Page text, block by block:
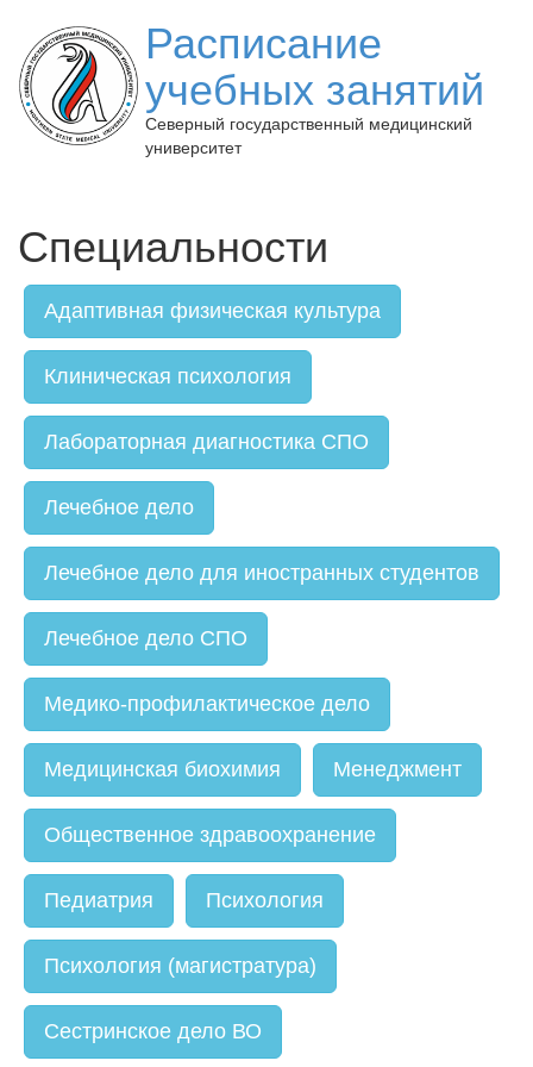
Расписание
учебных занятий
Северный государственный медицинский
университет
Специальности
Адаптивная физическая культура
Клиническая психология
Лабораторная диагностика СПО
Лечебное дело
Лечебное дело для иностранных студентов
Лечебное дело СПО
Медико-профилактическое дело
Медицинская биохимия Менеджмент
Общественное здравоохранение
Педиатрия Психология
Психология (магистратура)
Сестринское дело ВО